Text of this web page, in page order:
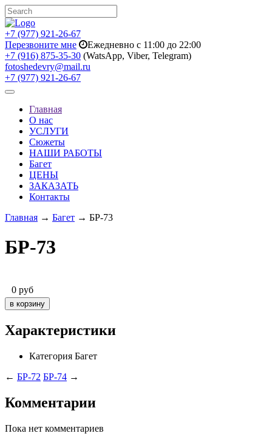
+7 (977) 921-26-67
Перезвоните мне
Ежедневно с 11:00 до 22:00
+7 (916) 875-35-30 (WatsApp, Viber, Telegram)
fotoshedevry@mail.ru
+7 (977) 921-26-67
Toggle
navigationГлавная
О нас
УСЛУГИ
Сюжеты
НАШИ РАБОТЫ
Багет
ЦЕНЫ
ЗАКАЗАТЬ
Контакты
Главная → Багет → БР-73
БР-73
0 руб
Характеристики
Категория Багет
← БР-72 БР-74 →
Комментарии
Пока нет комментариев